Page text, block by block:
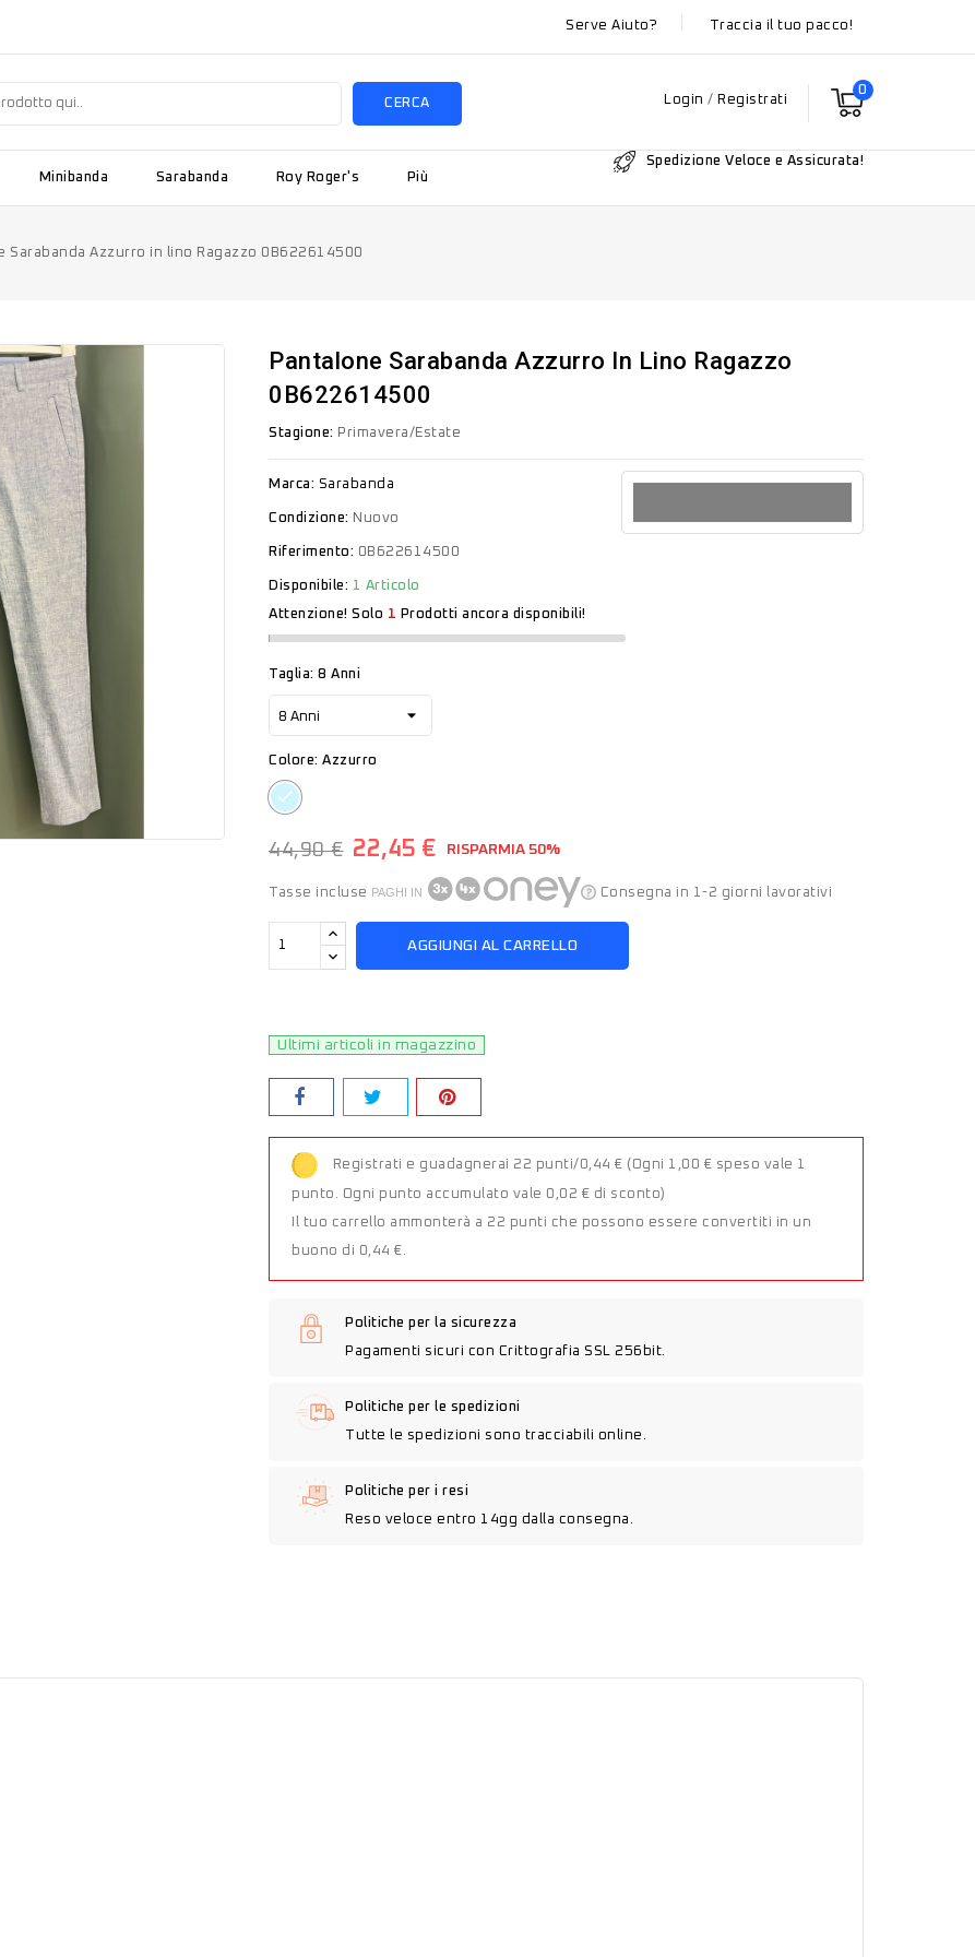
Serve Aiuto? Traccia il tuo pacco!
0
Login / Registrati
CERCA
Minibanda Sarabanda Roy Roger's Più
Spedizione Veloce e Assicurata!
Sarabanda Azzurro in lino Ragazzo 0B622614500
Pantalone Sarabanda Azzurro In Lino Ragazzo
0B622614500
Stagione: Primavera/Estate
Marca: Sarabanda
Condizione: Nuovo
Riferimento: 0B622614500
Disponibile: 1 Articolo
Attenzione! Solo 1 Prodotti ancora disponibili!
Taglia: 8 Anni
Colore: Azzurro
Azzurro
44,90 € 22,45 € RISPARMIA 50%
Tasse incluse PAGHI IN Consegna in 1-2 giorni lavorativi
AGGIUNGI AL CARRELLO
Ultimi articoli in magazzino
Registrati e guadagnerai 22 punti/0,44 € (Ogni 1,00 € speso vale 1
punto. Ogni punto accumulato vale 0,02 € di sconto)
Il tuo carrello ammonterà a 22 punti che possono essere convertiti in un
buono di 0,44 €.
Politiche per la sicurezza
Pagamenti sicuri con Crittografia SSL 256bit.
Politiche per le spedizioni
Tutte le spedizioni sono tracciabili online.
Politiche per i resi
Reso veloce entro 14gg dalla consegna.